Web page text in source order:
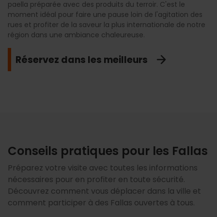
paella préparée avec des produits du terroir. C'est le
moment idéal pour faire une pause loin de l'agitation des
rues et profiter de la saveur la plus internationale de notre
région dans une ambiance chaleureuse.
Réservez dans les meilleurs
cœur des quartiers, ne manquez pas le savoir-faire de
Contrasteà Ruzafa, les beignets à la citrouille naturelle de
Bienve dans l'Eixample ou les célèbres beignets deMari
Toñi et Picó Masía. Un rituel artisanal à savourer
consumées par les flammes. Ne manquez pas l'occasion
de pénétrer dans leurs enceintes pour contempler cet art.
Achetez vos billets
transformant votre promenade en une véritable leçon de
culture, d'histoire et d'humour valencien.
Tours falleros
la photo parfaite. C'est, sans aucun doute, l'un des plus
beaux spectacles visuels des festivités.
Découvrez-les
groupes de pop-rock aux meilleurs orchestres du pays,
l'offre nocturne est infinie et garantit de s'amuser jusqu'au
bout de la nuit valencienne.
rêver, dès cette même nuit, à la falla de l'année suivante.
Spectaculaire
dévotion et la fierté de tout le peuple valencien envers ses
racines.
un aperçu des figures qui ont conquis le cœur du public.
Visitez-les
Conseils pratiques pour les Fallas
Préparez votre visite avec toutes les informations
nécessaires pour en profiter en toute sécurité.
Découvrez comment vous déplacer dans la ville et
comment participer à des Fallas ouvertes à tous.